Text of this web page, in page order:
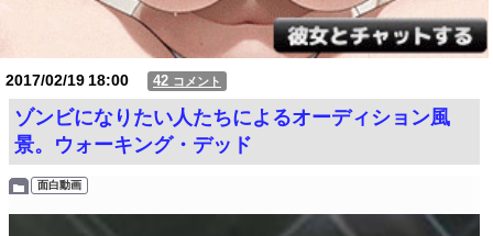
2017/02/1918:00 42 コメント
ゾンビになりたい人たちによるオーディション風
景。ウォーキング・デッド
面白動画